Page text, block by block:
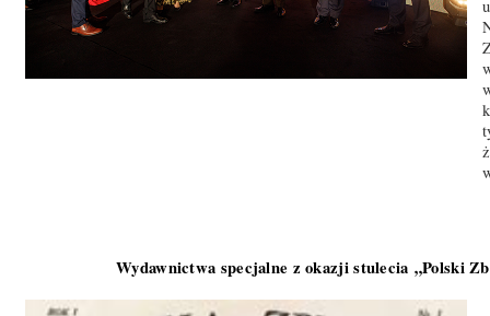
Wydawnictwa specjalne z okazji stulecia „Polski